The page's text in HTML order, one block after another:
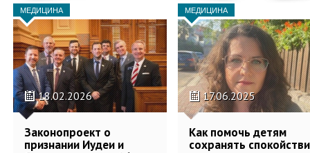
МЕДИЦИНА
18.02.2026
Законопроект о
признании Иудеи и
МЕДИЦИНА
17.06.2025
Как помочь детям
сохранять